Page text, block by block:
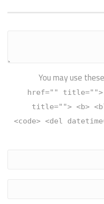
You may use these
href="" title="">
title=""> <b>
<code> <del